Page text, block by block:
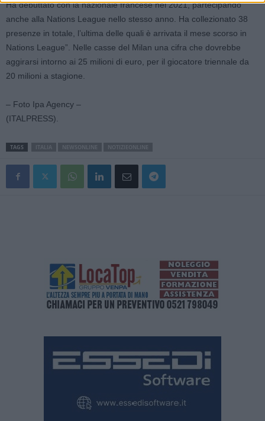
Ha debuttato con la nazionale francese nel 2021, partecipando
anche alla Nations League nello stesso anno. Ha collezionato 38
presenze in totale, l’ultima delle quali è arrivata il mese scorso in
Nations League”. Nelle casse del Milan una cifra che dovrebbe
aggirarsi intorno ai 25 milioni di euro, per il giocatore triennale da
20 milioni a stagione.
– Foto Ipa Agency –
(ITALPRESS).
TAGS